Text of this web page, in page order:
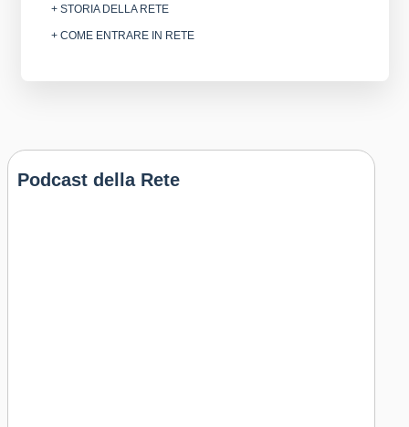
+ STORIA DELLA RETE
+ COME ENTRARE IN RETE
Podcast della Rete